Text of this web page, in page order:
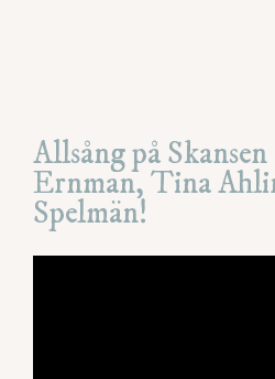
Allsång på
Ernman, Tina
Spelmän!